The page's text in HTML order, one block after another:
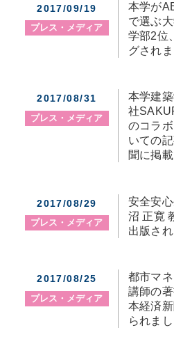
2017/09/19
プレス・メディア
本学が
で選ぶ
学部2位
グされ
2017/08/31
プレス・メディア
本学建
社
のコラ
いての
聞に掲
2017/08/29
プレス・メディア
安全安
沼 正寛
出版さ
2017/08/25
プレス・メディア
都市マ
講師の
本経済
られま